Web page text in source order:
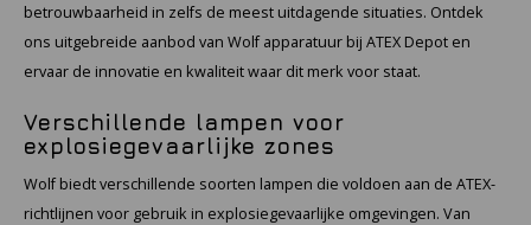
betrouwbaarheid in zelfs de meest uitdagende situaties. Ontdek
ons uitgebreide aanbod van Wolf apparatuur bij ATEX Depot en
ervaar de innovatie en kwaliteit waar dit merk voor staat.
Verschillende lampen voor
explosiegevaarlijke zones
Wolf biedt verschillende soorten lampen die voldoen aan de ATEX-
richtlijnen voor gebruik in explosiegevaarlijke omgevingen. Van